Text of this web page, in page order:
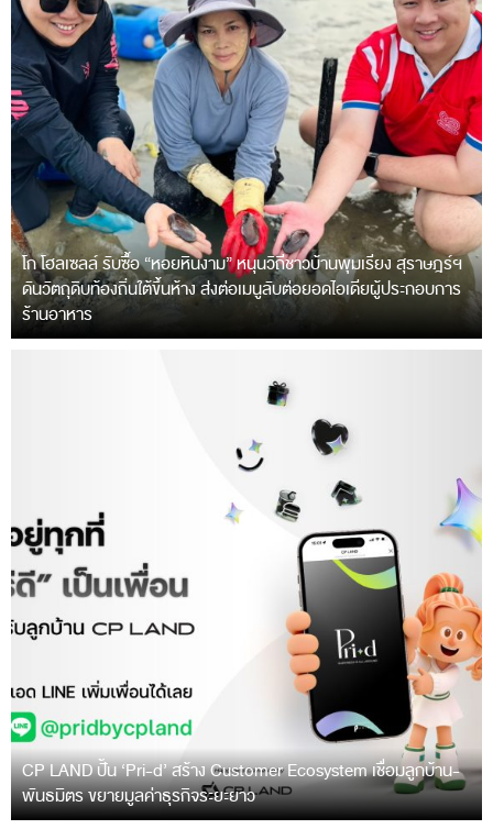
โก โฮลเซลล์ รับซื้อ “หอยหินงาม” หนุนวิถีชาวบ้านพุมเรียง สุราษฎร์ฯ
ดันวัตถุดิบท้องถิ่นใต้ขึ้นห้าง ส่งต่อเมนูลับต่อยอดไอเดียผู้ประกอบการ
ร้านอาหาร
CP LAND ปั้น ‘Pri-d’ สร้าง Customer Ecosystem เชื่อมลูกบ้าน-
พันธมิตร ขยายมูลค่าธุรกิจระยะยาว